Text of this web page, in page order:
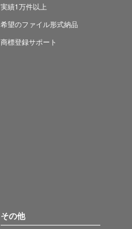
実績1万件以上
希望のファイル形式納品
商標登録サポート
その他